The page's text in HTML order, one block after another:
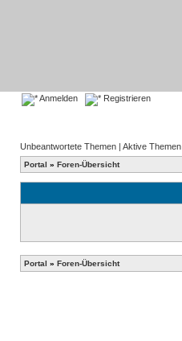
Anmelden Registrieren
Unbeantwortete Themen | Aktive Themen
Portal » Foren-Übersicht
Portal » Foren-Übersicht